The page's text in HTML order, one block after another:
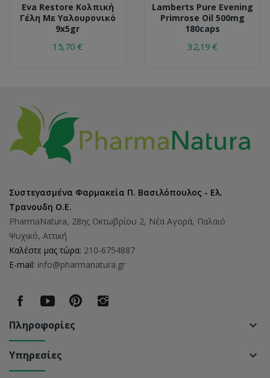
Eva Restore Κολπική
Γέλη Με Υαλουρονικό
9x5gr
15,70 €
Lamberts Pure Evening
Primrose Oil 500mg
180caps
32,19 €
Συστεγασμένα Φαρμακεία Π. Βασιλόπουλος - Ελ.
Τρανουδη Ο.Ε.
PharmaNatura, 28ης Οκτωβρίου 2, Νέα Αγορά, Παλαιό
Ψυχικό, Αττική
Καλέστε μας τώρα: 210-6754887
E-mail: info@pharmanatura.gr
Πληροφορίες keyboard_arrow_down
Υπηρεσίες keyboard_arrow_down